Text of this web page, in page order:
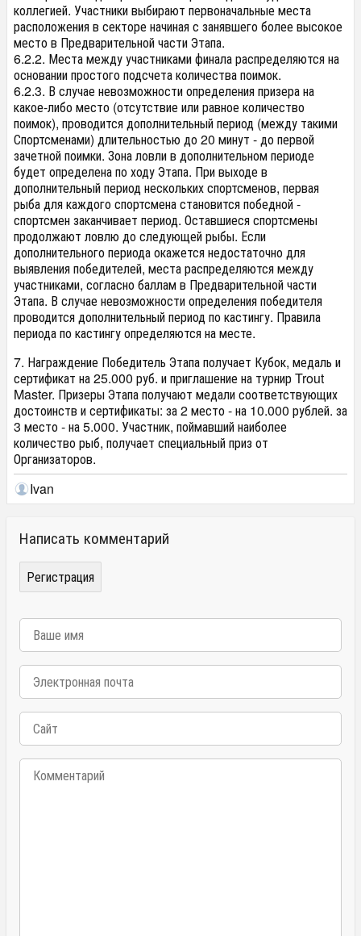
коллегией. Участники выбирают первоначальные места
расположения в секторе начиная с занявшего более высокое
место в Предварительной части Этапа.
6.2.2. Места между участниками финала распределяются на
основании простого подсчета количества поимок.
6.2.3. В случае невозможности определения призера на
какое-либо место (отсутствие или равное количество
поимок), проводится дополнительный период (между такими
Спортсменами) длительностью до 20 минут - до первой
зачетной поимки. Зона ловли в дополнительном периоде
будет определена по ходу Этапа. При выходе в
дополнительный период нескольких спортсменов, первая
рыба для каждого спортсмена становится победной -
спортсмен заканчивает период. Оставшиеся спортсмены
продолжают ловлю до следующей рыбы. Если
дополнительного периода окажется недостаточно для
выявления победителей, места распределяются между
участниками, согласно баллам в Предварительной части
Этапа. В случае невозможности определения победителя
проводится дополнительный период по кастингу. Правила
периода по кастингу определяются на месте.
7. Награждение Победитель Этапа получает Кубок, медаль и
сертификат на 25.000 руб. и приглашение на турнир Trout
Master. Призеры Этапа получают медали соответствующих
достоинств и сертификаты: за 2 место - на 10.000 рублей. за
3 место - на 5.000. Участник, поймавший наиболее
количество рыб, получает специальный приз от
Организаторов.
Ivan
Написать комментарий
Регистрация